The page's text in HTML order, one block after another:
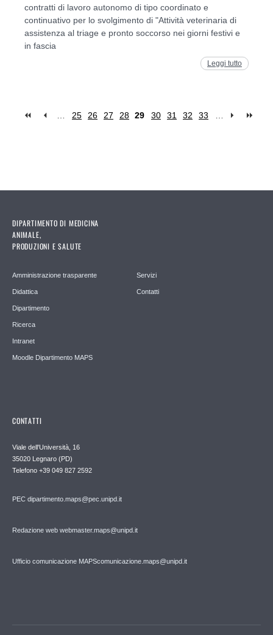
contratti di lavoro autonomo di tipo coordinato e
continuativo per lo svolgimento di "Attività veterinaria di
assistenza al triage e pronto soccorso nei giorni festivi e
in fascia
Leggi tutto
25 26 27 28 29 30 31 32 33
DIPARTIMENTO DI MEDICINA
ANIMALE,
PRODUZIONI E SALUTE
Amministrazione trasparente
Didattica
Dipartimento
Ricerca
Intranet
Moodle Dipartimento MAPS
Servizi
Contatti
CONTATTI
Viale dell'Università, 16
35020 Legnaro (PD)
Telefono +39 049 827 2592
PEC dipartimento.maps@pec.unipd.it
Redazione web webmaster.maps@unipd.it
Ufficio comunicazione MAPScomunicazione.maps@unipd.it